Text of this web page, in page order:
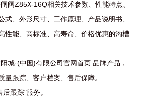
阀Z85X-16Q相关技术参数、性能特点、
、外形尺寸、工作原理、产品说明书、
性能、高标准、高寿命、价格优惠的沟槽
城·(中国)有限公司官网首页 品牌产品，
跟踪、客户档案、售后保障。
跟踪"服务。